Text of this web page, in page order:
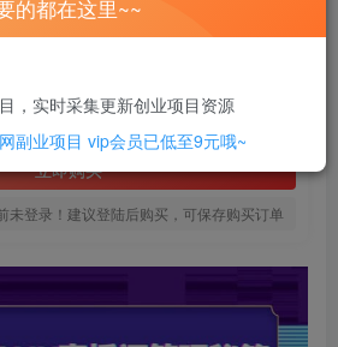
费后查看
立即购买
未登录！建议登陆后购买，可保存购买订单
的都在这里~~
，实时采集更新创业项目资源
副业项目 vip会员已低至9元哦~